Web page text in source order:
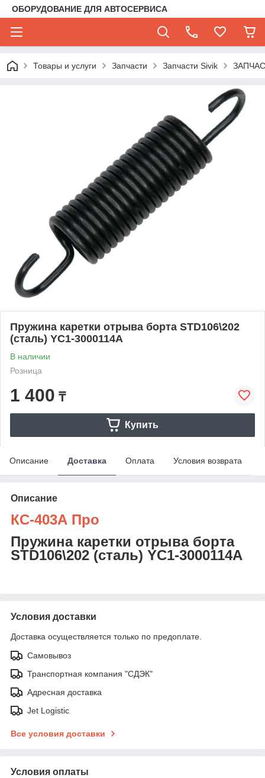
ОБОРУДОВАНИЕ ДЛЯ АВТОСЕРВИСА
Товары и услуги Запчасти Запчасти Sivik
Пружина каретки отрыва борта STD106\202
(сталь) YC1-3000114A
В наличии
Розница
1 400 ₸
Купить
Описание Доставка Оплата Условия возврата
Описание
КС-403А Про
Пружина каретки отрыва борта
STD106\202 (сталь) YC1-3000114A
Условия доставки
Доставка осуществляется только по предоплате.
Самовывоз
Транспортная компания "СДЭК"
Адресная доставка
Jet Logistic
Все условия доставки
Условия оплаты